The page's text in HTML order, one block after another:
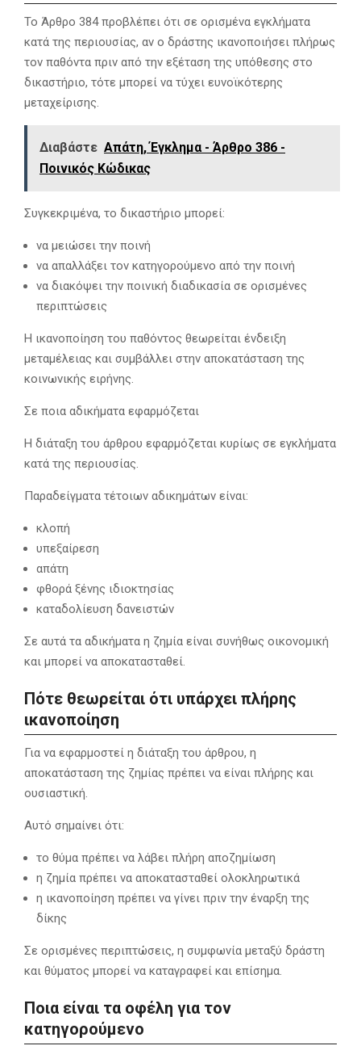
Το Άρθρο 384 προβλέπει ότι σε ορισμένα εγκλήματα
κατά της περιουσίας, αν ο δράστης ικανοποιήσει πλήρως
τον παθόντα πριν από την εξέταση της υπόθεσης στο
δικαστήριο, τότε μπορεί να τύχει ευνοϊκότερης
μεταχείρισης.
Διαβάστε Απάτη, Έγκλημα - Άρθρο 386 -
Ποινικός Κώδικας
Συγκεκριμένα, το δικαστήριο μπορεί:
να μειώσει την ποινή
να απαλλάξει τον κατηγορούμενο από την ποινή
να διακόψει την ποινική διαδικασία σε ορισμένες
περιπτώσεις
Η ικανοποίηση του παθόντος θεωρείται ένδειξη
μεταμέλειας και συμβάλλει στην αποκατάσταση της
κοινωνικής ειρήνης.
Σε ποια αδικήματα εφαρμόζεται
Η διάταξη του άρθρου εφαρμόζεται κυρίως σε εγκλήματα
κατά της περιουσίας.
Παραδείγματα τέτοιων αδικημάτων είναι:
κλοπή
υπεξαίρεση
απάτη
φθορά ξένης ιδιοκτησίας
καταδολίευση δανειστών
Σε αυτά τα αδικήματα η ζημία είναι συνήθως οικονομική
και μπορεί να αποκατασταθεί.
Πότε θεωρείται ότι υπάρχει πλήρης
ικανοποίηση
Για να εφαρμοστεί η διάταξη του άρθρου, η
αποκατάσταση της ζημίας πρέπει να είναι πλήρης και
ουσιαστική.
Αυτό σημαίνει ότι:
το θύμα πρέπει να λάβει πλήρη αποζημίωση
η ζημία πρέπει να αποκατασταθεί ολοκληρωτικά
η ικανοποίηση πρέπει να γίνει πριν την έναρξη της
δίκης
Σε ορισμένες περιπτώσεις, η συμφωνία μεταξύ δράστη
και θύματος μπορεί να καταγραφεί και επίσημα.
Ποια είναι τα οφέλη για τον
κατηγορούμενο